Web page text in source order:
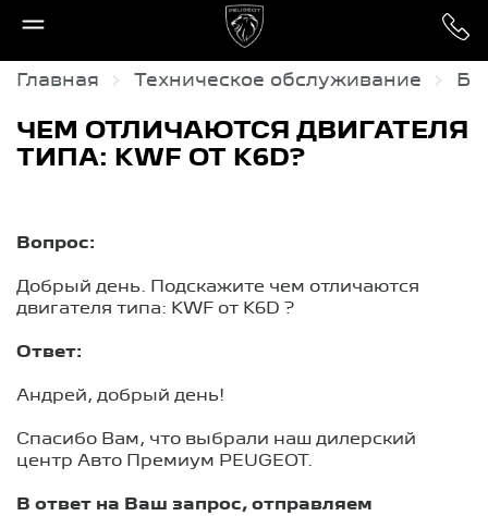
Главная Техническое обслуживание
ЧЕМ ОТЛИЧАЮТСЯ ДВИГАТЕЛЯ
ТИПА: KWF ОТ K6D?
Вопрос:
Добрый день. Подскажите чем отличаются
двигателя типа: KWF от K6D ?
Ответ:
Андрей, добрый день!
Спасибо Вам, что выбрали наш дилерский
центр Авто Премиум PEUGEOT.
В ответ на Ваш запрос, отправляем